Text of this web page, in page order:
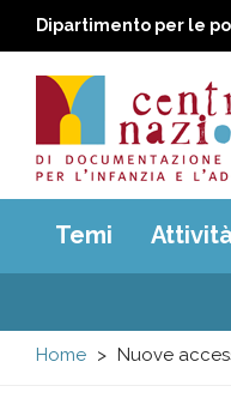
Dipartimento per le
Centro
di
Main
menu
Temi
Home Nuove